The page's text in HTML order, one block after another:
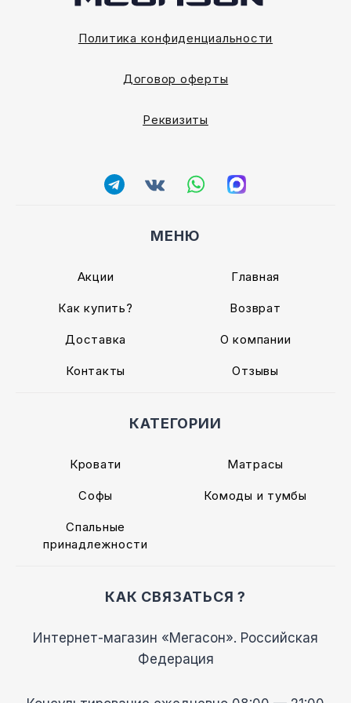
Политика конфиденциальности
Договор оферты
Реквизиты
МЕНЮ
Акции Главная
Как купить? Возврат
Доставка О компании
Контакты Отзывы
КАТЕГОРИИ
Кровати Матрасы
Софы Комоды и тумбы
Спальные
принадлежности
КАК СВЯЗАТЬСЯ ?
Интернет-магазин «Мегасон». Российская
Федерация